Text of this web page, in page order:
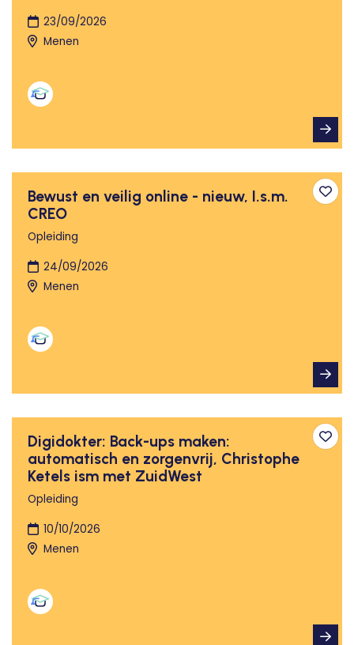
23/09/2026
Menen
Bewust en veilig online - nieuw, I.s.m.
CREO
Opleiding
24/09/2026
Menen
Digidokter: Back-ups maken:
automatisch en zorgenvrij, Christophe
Ketels ism met ZuidWest
Opleiding
10/10/2026
Menen